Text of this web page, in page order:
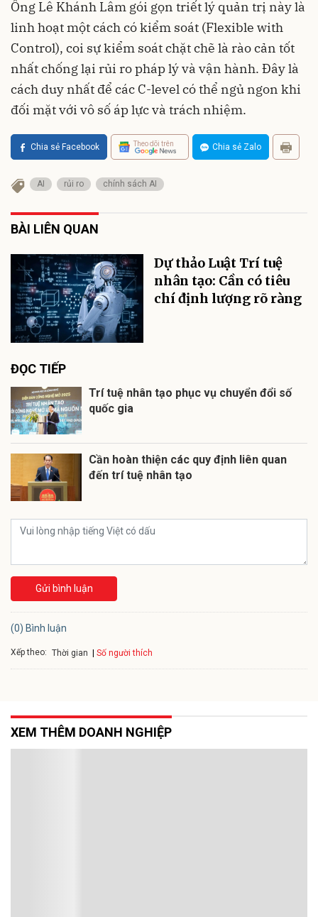
Ông Lê Khánh Lâm gói gọn triết lý quản trị này là
linh hoạt một cách có kiểm soát (Flexible with
Control), coi sự kiểm soát chặt chẽ là rào cản tốt
nhất chống lại rủi ro pháp lý và vận hành. Đây là
cách duy nhất để các C-level có thể ngủ ngon khi
đối mặt với vô số áp lực và trách nhiệm.
Chia sẻ Facebook Theo dõi trên Chia sẻ Zalo
AI rủi ro chính sách AI
BÀI LIÊN QUAN
Dự thảo Luật Trí tuệ
nhân tạo: Cần có tiêu
chí định lượng rõ ràng
ĐỌC TIẾP
Trí tuệ nhân tạo phục vụ chuyển đổi số
quốc gia
Cần hoàn thiện các quy định liên quan
đến trí tuệ nhân tạo
Gửi bình luận
(0) Bình luận
Xếp theo: Thời gian Số người thích
XEM THÊM DOANH NGHIỆP